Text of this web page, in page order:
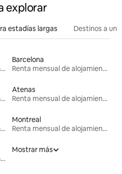
explorar
estadías largas Destinos a un
Renta mensual de alojamientos
Barcelona
Renta mensual de alojamientos
Renta mensual de alojamientos
Atenas
Renta mensual de alojamientos
Renta mensual de alojamientos
Montreal
Renta mensual de alojamientos
Renta mensual de alojamientos
Mostrar más